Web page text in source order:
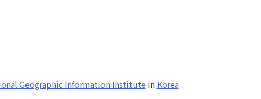
Geographic Information Institutein Korea